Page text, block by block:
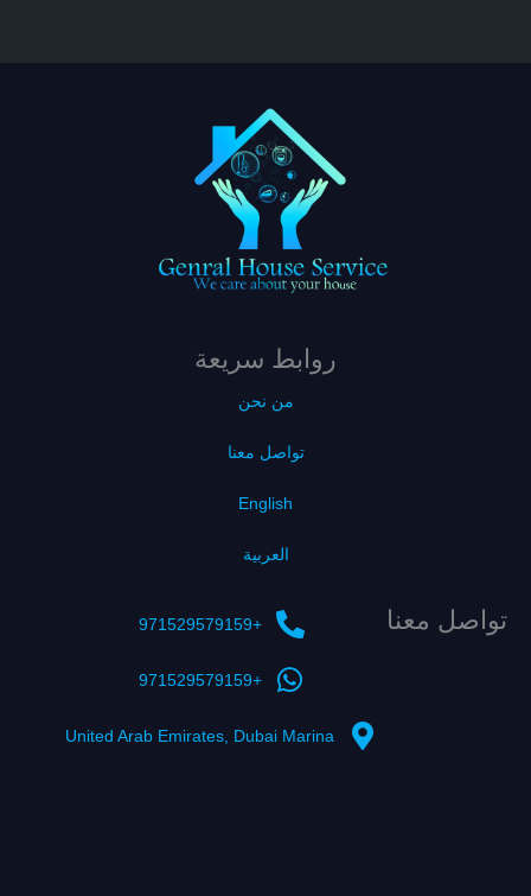
روابط سريعة
من نحن
تواصل معنا
English
العربية
تواصل معنا +971529579159
+971529579159
United Arab Emirates, Dubai Marina